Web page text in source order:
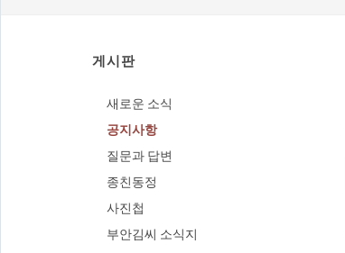
게시판
새로운 소식
공지사항
질문과 답변
종친동정
사진첩
부안김씨 소식지